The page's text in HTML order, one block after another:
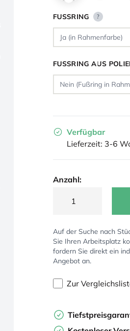
FUSSRING ?
FUSSRING AUS
Verfügbar
Lieferzeit: 3-6
Anzahl:
Auf der Suche nach
Sie Ihren Arbeitsplatz
fordern Sie direkt ein
Angebot an.
Zur